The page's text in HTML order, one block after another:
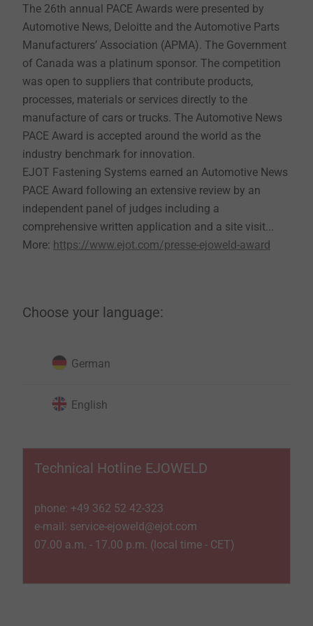
The 26th annual PACE Awards were presented by
Automotive News, Deloitte and the Automotive Parts
Manufacturers’ Association (APMA). The Government
of Canada was a platinum sponsor. The competition
was open to suppliers that contribute products,
processes, materials or services directly to the
manufacture of cars or trucks. The Automotive News
PACE Award is accepted around the world as the
industry benchmark for innovation.
EJOT Fastening Systems earned an Automotive News
PACE Award following an extensive review by an
independent panel of judges including a
comprehensive written application and a site visit...
More: https://www.ejot.com/presse-ejoweld-award
Choose your language:
German
English
Technical Hotline EJOWELD
phone: +49 362 52 42-323
e-mail: service-ejoweld@ejot.com
07.00 a.m. - 17.00 p.m. (local time - CET)